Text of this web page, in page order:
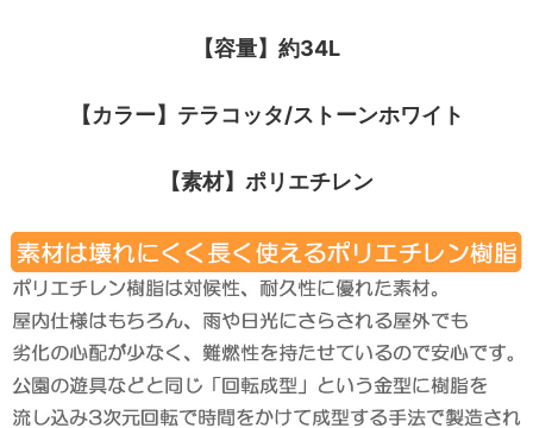
【容量】約34L
【カラー】テラコッタ/ストーンホワイト
【素材】ポリエチレン